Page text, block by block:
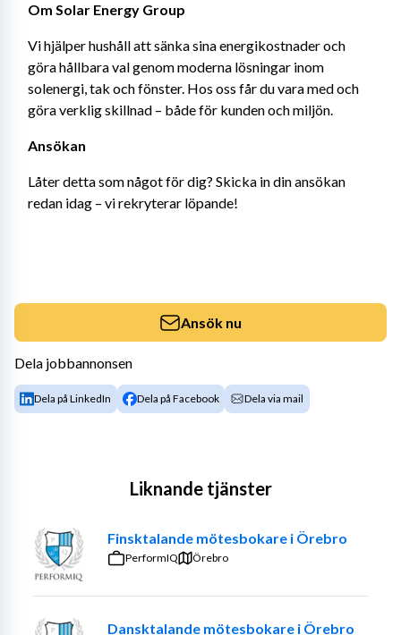
Om Solar Energy Group
Vi hjälper hushåll att sänka sina energikostnader och
göra hållbara val genom moderna lösningar inom
solenergi, tak och fönster. Hos oss får du vara med och
göra verklig skillnad – både för kunden och miljön.
Ansökan
Låter detta som något för dig? Skicka in din ansökan
redan idag – vi rekryterar löpande!
Ansök nu
Dela jobbannonsen
Dela på LinkedIn Dela på Facebook Dela via mail
Liknande tjänster
Finsktalande mötesbokare i Örebro
PerformIQ Örebro
Dansktalande mötesbokare i Örebro